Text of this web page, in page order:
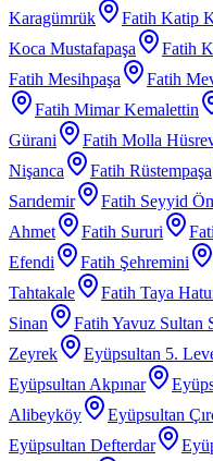
Karagümrük Fatih Katip
Koca Mustafapaşa
Fatih
Fatih Mesihpaşa
Fatih
Fatih Mimar Kemalettin
Gürani
Fatih Molla
Nişanca
Fatih Rüstempaşa
Sarıdemir
Fatih Seyyid
Ahmet
Fatih Sururi
Efendi
Fatih Şehremini
Tahtakale
Fatih Taya
Sinan
Fatih Yavuz Sultan
Zeyrek
Eyüpsultan 5.
Eyüpsultan Akpınar
Alibeyköy
Eyüpsultan
Eyüpsultan Defterdar